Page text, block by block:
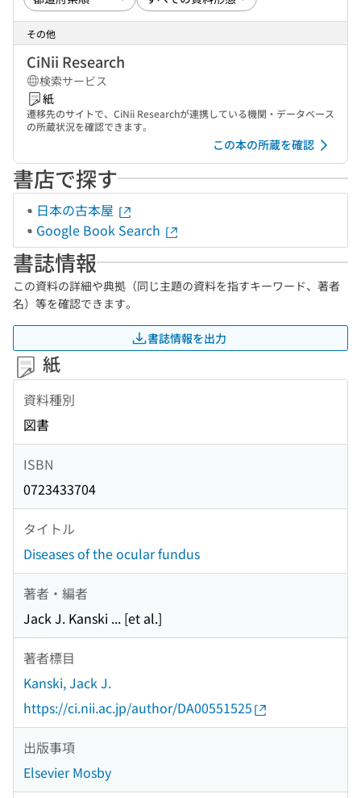
その他
CiNii Research
検索サービス
紙
遷移先のサイトで、CiNii Researchが連携している機関・データベース
の所蔵状況を確認できます。
この本の所蔵を確認
書店で探す
日本の古本屋
Google Book Search
書誌情報
この資料の詳細や典拠（同じ主題の資料を指すキーワード、著者
名）等を確認できます。
書誌情報を出力
紙
資料種別
図書
ISBN
0723433704
タイトル
Diseases of the ocular fundus
著者・編者
Jack J. Kanski ... [et al.]
著者標目
Kanski, Jack J.
https://ci.nii.ac.jp/author/DA00551525
出版事項
Elsevier Mosby